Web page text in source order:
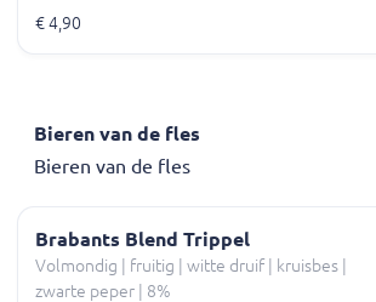
€ 4,90
Bieren van de fles
Bieren van de fles
Brabants Blend Trippel
Volmondig | fruitig | witte druif | kruisbes |
zwarte peper | 8%